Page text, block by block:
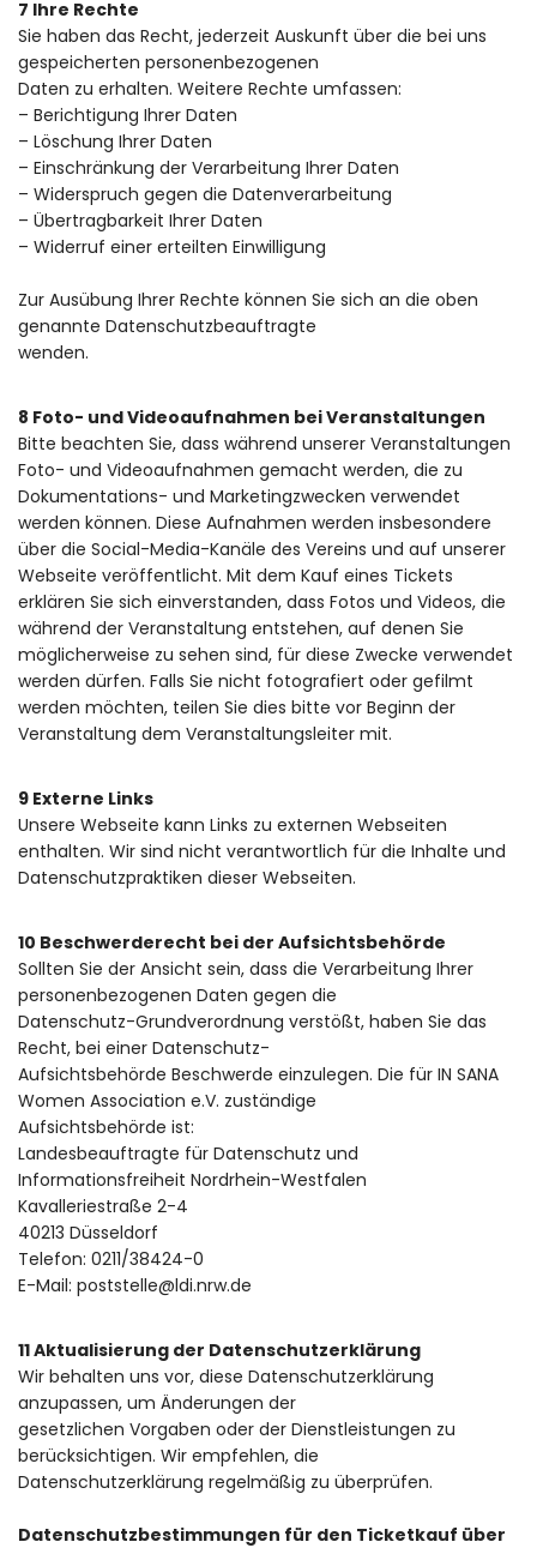
7 Ihre Rechte
Sie haben das Recht, jederzeit Auskunft über die bei uns
gespeicherten personenbezogenen
Daten zu erhalten. Weitere Rechte umfassen:
– Berichtigung Ihrer Daten
– Löschung Ihrer Daten
– Einschränkung der Verarbeitung Ihrer Daten
– Widerspruch gegen die Datenverarbeitung
– Übertragbarkeit Ihrer Daten
– Widerruf einer erteilten Einwilligung
Zur Ausübung Ihrer Rechte können Sie sich an die oben
genannte Datenschutzbeauftragte
wenden.
8 Foto- und Videoaufnahmen bei Veranstaltungen
Bitte beachten Sie, dass während unserer Veranstaltungen
Foto- und Videoaufnahmen gemacht werden, die zu
Dokumentations- und Marketingzwecken verwendet
werden können. Diese Aufnahmen werden insbesondere
über die Social-Media-Kanäle des Vereins und auf unserer
Webseite veröffentlicht. Mit dem Kauf eines Tickets
erklären Sie sich einverstanden, dass Fotos und Videos, die
während der Veranstaltung entstehen, auf denen Sie
möglicherweise zu sehen sind, für diese Zwecke verwendet
werden dürfen. Falls Sie nicht fotografiert oder gefilmt
werden möchten, teilen Sie dies bitte vor Beginn der
Veranstaltung dem Veranstaltungsleiter mit.
9 Externe Links
Unsere Webseite kann Links zu externen Webseiten
enthalten. Wir sind nicht verantwortlich für die Inhalte und
Datenschutzpraktiken dieser Webseiten.
10 Beschwerderecht bei der Aufsichtsbehörde
Sollten Sie der Ansicht sein, dass die Verarbeitung Ihrer
personenbezogenen Daten gegen die
Datenschutz-Grundverordnung verstößt, haben Sie das
Recht, bei einer Datenschutz-
Aufsichtsbehörde Beschwerde einzulegen. Die für IN SANA
Women Association e.V. zuständige
Aufsichtsbehörde ist:
Landesbeauftragte für Datenschutz und
Informationsfreiheit Nordrhein-Westfalen
Kavalleriestraße 2-4
40213 Düsseldorf
Telefon: 0211/38424-0
E-Mail: poststelle@ldi.nrw.de
11 Aktualisierung der Datenschutzerklärung
Wir behalten uns vor, diese Datenschutzerklärung
anzupassen, um Änderungen der
gesetzlichen Vorgaben oder der Dienstleistungen zu
berücksichtigen. Wir empfehlen, die
Datenschutzerklärung regelmäßig zu überprüfen.
Datenschutzbestimmungen für den Ticketkauf über